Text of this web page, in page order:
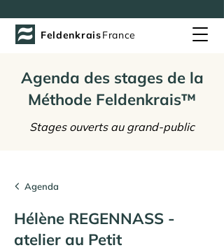
FeldenkraisFrance
Agenda des stages de la
Méthode Feldenkrais™
Stages ouverts au grand-public
Agenda
Hélène REGENNASS -
atelier au Petit